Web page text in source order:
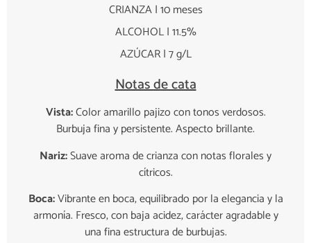
CRIANZA | 10 meses
ALCOHOL | 11.5%
AZÚCAR | 7 g/L
Notas de cata
Vista:Color amarillo pajizo con tonos verdosos.
Burbuja fina y persistente. Aspecto brillante.
Nariz:Suave aroma de crianza con notas florales y
cítricos.
Boca:Vibrante en boca, equilibrado por la elegancia y la
armonía. Fresco, con baja acidez, carácter agradable y
una fina estructura de burbujas.